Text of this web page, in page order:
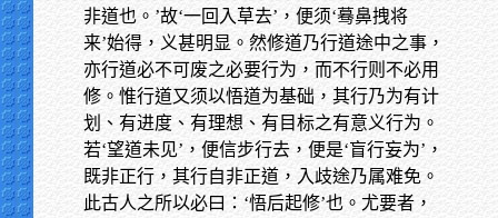
非道也。’故‘一回入草去’，便须‘蓦鼻拽将
来’始得，义甚明显。然修道乃行道途中之事，
亦行道必不可废之必要行为，而不行则不必用
修。惟行道又须以悟道为基础，其行乃为有计
划、有进度、有理想、有目标之有意义行为。
若‘望道未见’，便信步行去，便是‘盲行妄为’，
既非正行，其行自非正道，入歧途乃属难免。
此古人之所以必曰：‘悟后起修’也。尤要者，